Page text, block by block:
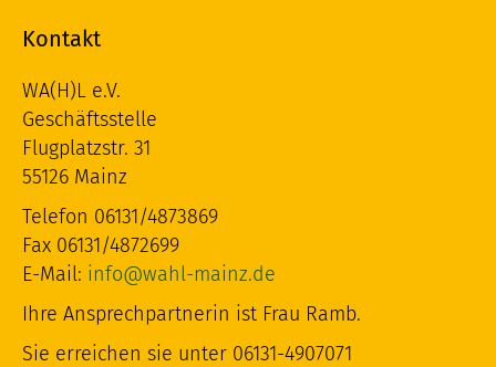
Kontakt
WA(H)L e.V.
Geschäftsstelle
Flugplatzstr. 31
55126 Mainz
Telefon 06131/4873869
Fax 06131/4872699
E-Mail: info@wahl-mainz.de
Ihre Ansprechpartnerin ist Frau Ramb.
Sie erreichen sie unter 06131-4907071